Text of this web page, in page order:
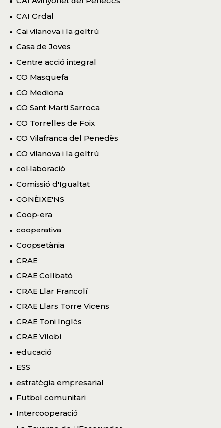
CAI Ordal
Cai vilanova i la geltrú
Casa de Joves
Centre acció integral
CO Masquefa
CO Mediona
CO Sant Marti Sarroca
CO Torrelles de Foix
CO Vilafranca del Penedès
CO vilanova i la geltrú
col·laboració
Comissió d'Igualtat
CONÈIXE'NS
Coop-era
cooperativa
Coopsetània
CRAE
CRAE Collbató
CRAE Llar Francolí
CRAE Llars Torre Vicens
CRAE Toni Inglès
CRAE Vilobí
educació
ESS
estratègia empresarial
Futbol comunitari
Intercooperació